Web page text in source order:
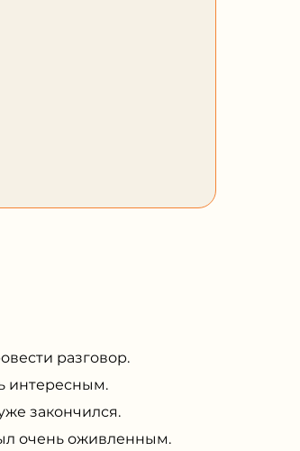
разговор.
интересным.
закончился.
очень оживленным.